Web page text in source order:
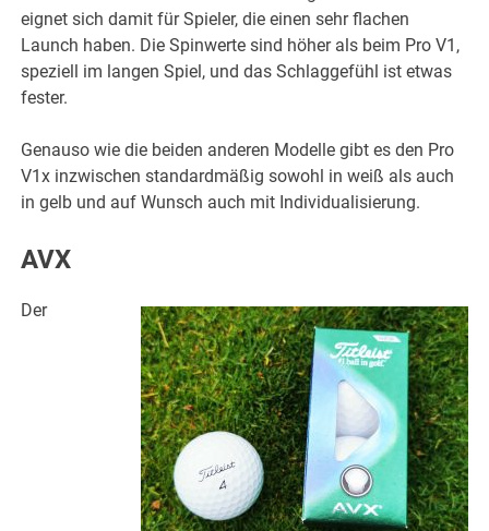
eignet sich damit für Spieler, die einen sehr flachen
Launch haben. Die Spinwerte sind höher als beim Pro V1,
speziell im langen Spiel, und das Schlaggefühl ist etwas
fester.
Genauso wie die beiden anderen Modelle gibt es den Pro
V1x inzwischen standardmäßig sowohl in weiß als auch
in gelb und auf Wunsch auch mit Individualisierung.
AVX
Der